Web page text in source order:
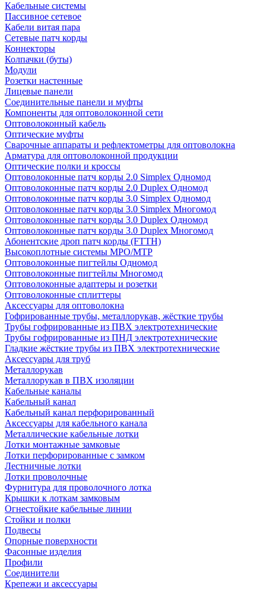
Кабельные системы
Пассивное сетевое
Кабели витая пара
Сетевые патч корды
Коннекторы
Колпачки (буты)
Модули
Розетки настенные
Лицевые панели
Соединительные панели и муфты
Компоненты для оптоволоконной сети
Оптоволоконный кабель
Оптические муфты
Сварочные аппараты и рефлектометры для оптоволокна
Арматура для оптоволоконной продукции
Оптические полки и кроссы
Оптоволоконные патч корды 2.0 Simplex Одномод
Оптоволоконные патч корды 2.0 Duplex Одномод
Оптоволоконные патч корды 3.0 Simplex Одномод
Оптоволоконные патч корды 3.0 Simplex Многомод
Оптоволоконные патч корды 3.0 Duplex Одномод
Оптоволоконные патч корды 3.0 Duplex Многомод
Абонентские дроп патч корды (FTTH)
Высокоплотные системы MPO/MTP
Оптоволоконные пигтейлы Одномод
Оптоволоконные пигтейлы Многомод
Оптоволоконные адаптеры и розетки
Оптоволоконные сплиттеры
Аксессуары для оптоволокна
Гофрированные трубы, металлорукав, жёсткие трубы
Трубы гофрированные из ПВХ электротехнические
Трубы гофрированные из ПНД электротехнические
Гладкие жёсткие трубы из ПВХ электротехнические
Аксессуары для труб
Металлорукав
Металлорукав в ПВХ изоляции
Кабельные каналы
Кабельный канал
Кабельный канал перфорированный
Аксессуары для кабельного канала
Металлические кабельные лотки
Лотки монтажные замковые
Лотки перфорированные с замком
Лестничные лотки
Лотки проволочные
Фурнитура для проволочного лотка
Крышки к лоткам замковым
Огнестойкие кабельные линии
Стойки и полки
Подвесы
Опорные поверхности
Фасонные изделия
Профили
Соединители
Крепежи и аксессуары